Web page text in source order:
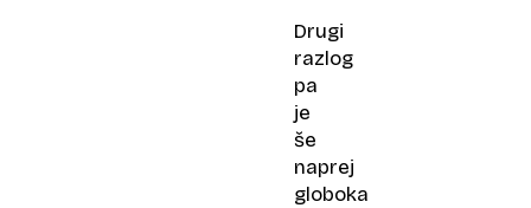
dobila
(prvi)
sodni
Drugi
razlog
pa
je
še
naprej
globoka